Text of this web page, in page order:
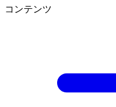
コンテンツ